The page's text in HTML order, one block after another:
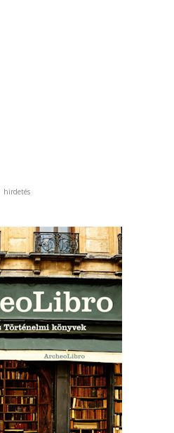
hirdetés